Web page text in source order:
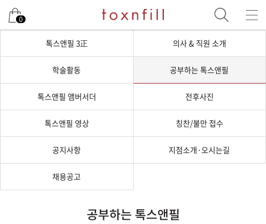
0
톡스앤필 3正 의사 & 직원 소개
학술활동 공부하는 톡스앤필
톡스앤필 앰버서더 전후사진
톡스앤필 영상 칭찬/불만 접수
공지사항 지점소개·오시는길
채용공고
공부하는 톡스앤필